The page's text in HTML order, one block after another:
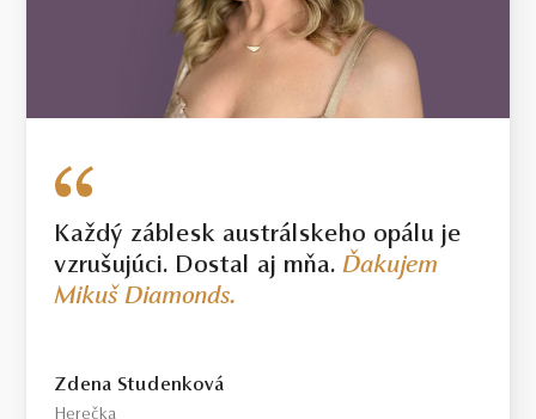
Každý záblesk austrálskeho opálu je
vzrušujúci. Dostal aj mňa.Ďakujem
Mikuš Diamonds.
Zdena Studenková
Herečka